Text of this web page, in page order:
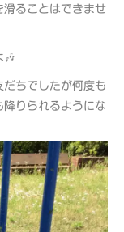
ることはできませ
🎶
ちでしたが何度も
りられるようにな